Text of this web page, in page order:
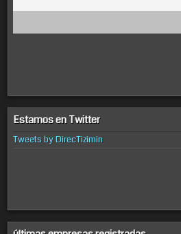
Estamos en Twitter
Tweets by DirecTizimin